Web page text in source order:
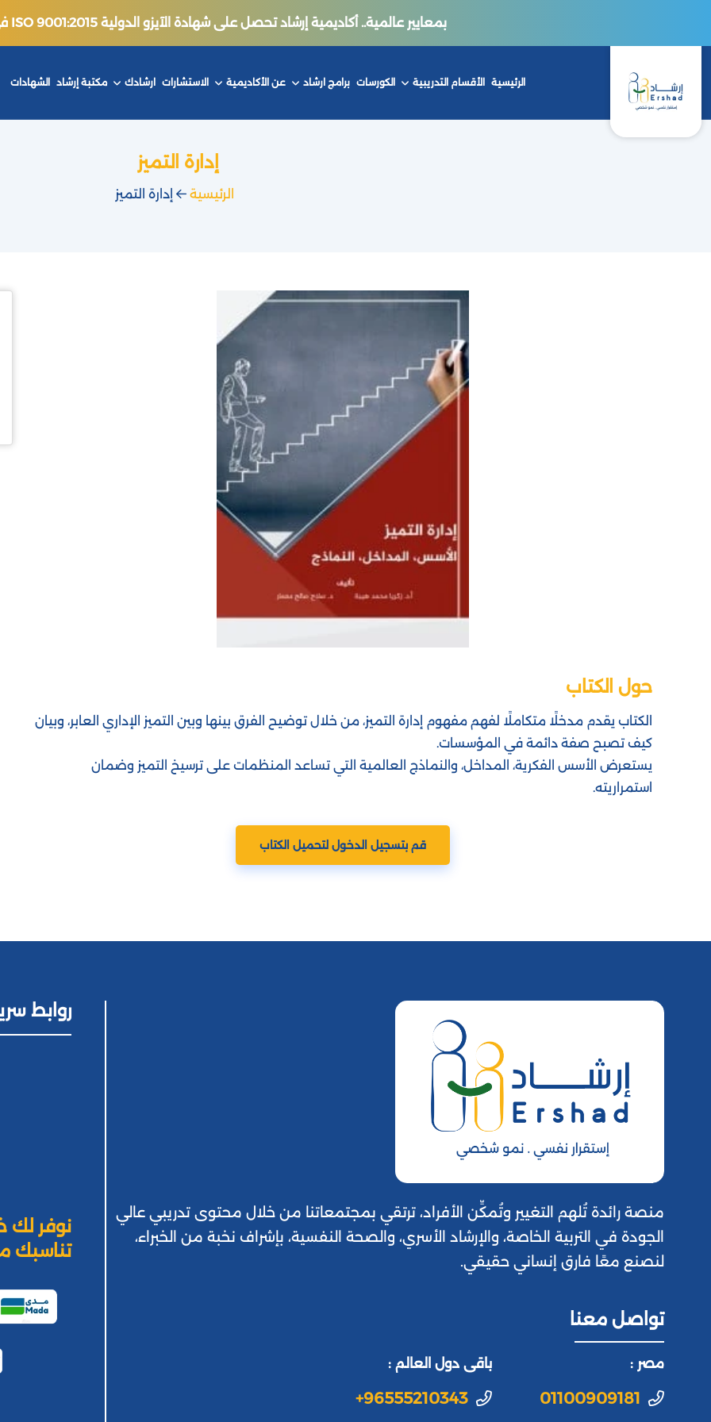
بمعايير عالمية.. أكاديمية إرشاد تحصل على شهادة الآيزو الدولية ISO 9001:2015 في جودة التدريب.
الرئيسية الأقسام التدريبية الكورسات برامج ارشاد عن الأكاديمية الاستشارات ارشادك مكتبة إرشاد الشهادات
إدارة التميز
الرئيسية إدارة التميز
حول الكتاب
الكتاب يقدم مدخلًا متكاملًا لفهم مفهوم إدارة التميز، من خلال توضيح الفرق بينها وبين التميز الإداري العابر، وبيان
كيف تصبح صفة دائمة في المؤسسات.
يستعرض الأسس الفكرية، المداخل، والنماذج العالمية التي تساعد المنظمات على ترسيخ التميز وضمان
استمراريته.
قم بتسجيل الدخول لتحميل الكتاب
منصة رائدة تُلهم التغيير وتُمكِّن الأفراد، ترتقي بمجتمعاتنا من خلال محتوى تدريبي عالي
الجودة في التربية الخاصة، والإرشاد الأسري، والصحة النفسية، بإشراف نخبة من الخبراء،
لنصنع معًا فارق إنساني حقيقي.
تواصل معنا
مصر :
01100909181
باقى دول العالم :
+96555210343
روابط
نوفر لك
تناسبك